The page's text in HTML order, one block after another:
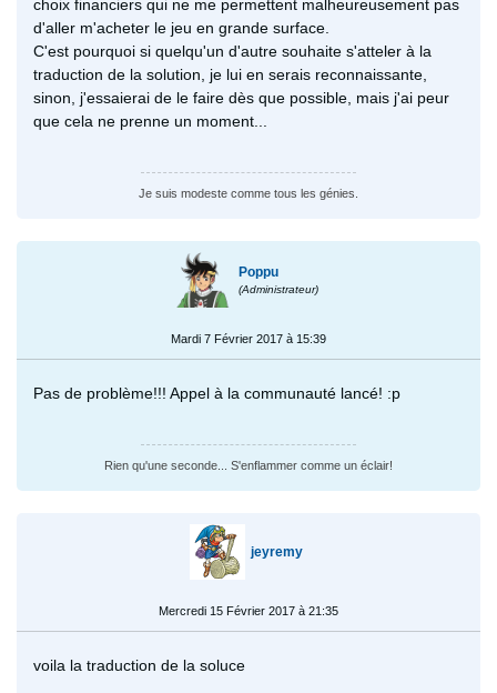
choix financiers qui ne me permettent malheureusement pas
d'aller m'acheter le jeu en grande surface.
C'est pourquoi si quelqu'un d'autre souhaite s'atteler à la
traduction de la solution, je lui en serais reconnaissante,
sinon, j'essaierai de le faire dès que possible, mais j'ai peur
que cela ne prenne un moment...
Je suis modeste comme tous les génies.
Poppu
(Administrateur)
Mardi 7 Février 2017 à 15:39
Pas de problème!!! Appel à la communauté lancé! :p
Rien qu'une seconde... S'enflammer comme un éclair!
jeyremy
Mercredi 15 Février 2017 à 21:35
voila la traduction de la soluce